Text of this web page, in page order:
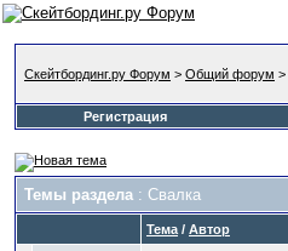
Скейтбординг.ру Форум > Общий форум >
Регистрация
Темы раздела : Свалка
Тема / Автор